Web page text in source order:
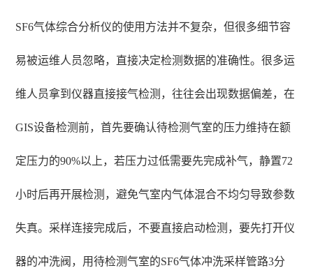
SF6气体综合分析仪的使用方法并不复杂，但很多细节容
易被运维人员忽略，直接决定检测数据的准确性。很多运
维人员拿到仪器直接接气检测，往往会出现数据偏差，在
GIS设备检测前，首先要确认待检测气室的压力维持在额
定压力的90%以上，若压力过低需要先完成补气，静置72
小时后再开展检测，避免气室内气体混合不均匀导致参数
失真。采样连接完成后，不要直接启动检测，要先打开仪
器的冲洗阀，用待检测气室的SF6气体冲洗采样管路3分